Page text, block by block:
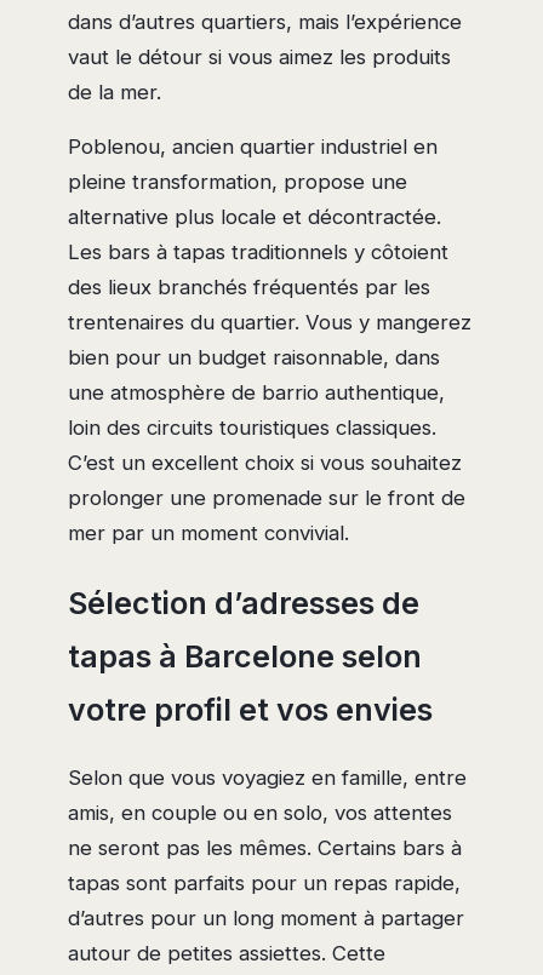
dans d’autres quartiers, mais l’expérience
vaut le détour si vous aimez les produits
de la mer.
Poblenou, ancien quartier industriel en
pleine transformation, propose une
alternative plus locale et décontractée.
Les bars à tapas traditionnels y côtoient
des lieux branchés fréquentés par les
trentenaires du quartier. Vous y mangerez
bien pour un budget raisonnable, dans
une atmosphère de barrio authentique,
loin des circuits touristiques classiques.
C’est un excellent choix si vous souhaitez
prolonger une promenade sur le front de
mer par un moment convivial.
Sélection d’adresses de
tapas à Barcelone selon
votre profil et vos envies
Selon que vous voyagiez en famille, entre
amis, en couple ou en solo, vos attentes
ne seront pas les mêmes. Certains bars à
tapas sont parfaits pour un repas rapide,
d’autres pour un long moment à partager
autour de petites assiettes. Cette